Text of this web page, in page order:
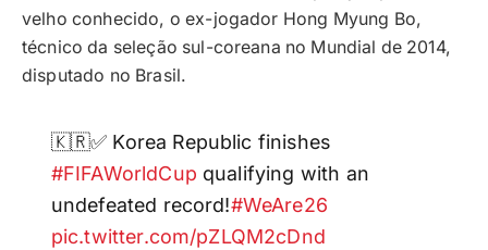
velho conhecido, o ex-jogador Hong Myung Bo,
técnico da seleção sul-coreana no Mundial de 2014,
disputado no Brasil.
🇰🇷✅ Korea Republic finishes
#FIFAWorldCup qualifying with an
undefeated record!#WeAre26
pic.twitter.com/pZLQM2cDnd